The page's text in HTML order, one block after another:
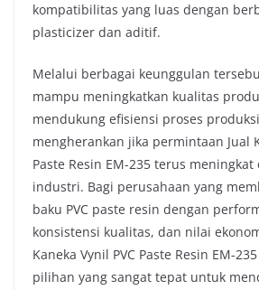
kompatibilitas yang luas dengan
plasticizer dan aditif.
Melalui berbagai keunggulan
mampu meningkatkan kualitas
mendukung efisiensi proses
mengherankan jika permintaan Jual
Paste Resin EM-235 terus
industri. Bagi perusahaan yang
baku PVC paste resin dengan
konsistensi kualitas, dan nilai
Kaneka Vynil PVC Paste Resin EM-
pilihan yang sangat tepat untuk